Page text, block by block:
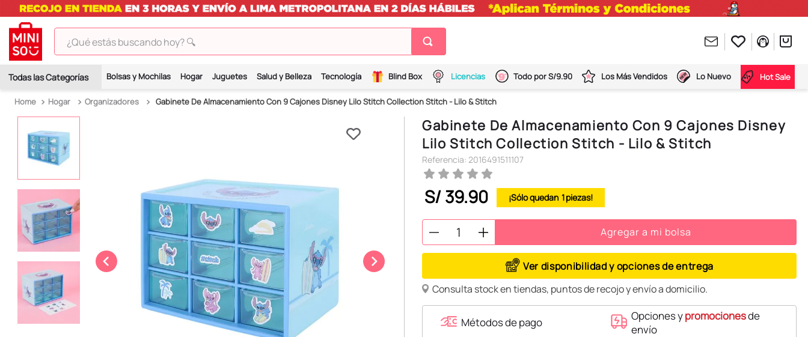
¿Qué estás buscando hoy? 🔍
Bolsas y Mochilas Hogar Juguetes Salud y Belleza Tecnología Blind Box Licencias Todo por S/9.90 Los Más Vendidos Lo Nuevo Hot Sale
Hogar Organizadores Gabinete De Almacenamiento Con 9 Cajones Disney Lilo Stitch Collection Stitch - Lilo & Stitch
Gabinete De Almacenamiento Con 9 Cajones Disney
Lilo Stitch Collection Stitch - Lilo & Stitch
Referencia: 2016491511107
S/39.90 1
Agregar a mi bolsa
Ver disponibilidad y opciones de entrega
Consulta stock en tiendas, puntos de recojo y envío a domicilio.
Métodos de pago Opciones ypromocionesde
envío
2.
hello kitty
tomatodo
harry potter
kuromi
peluche
stitch